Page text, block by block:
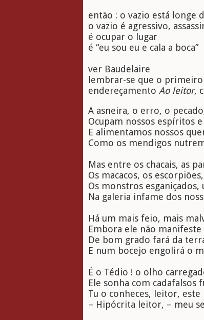
então : o vazio está longe
o vazio é agressivo,
é ocupar o lugar
é “eu sou eu e cala a boca”
ver Baudelaire
lembrar-se que o
endereçamento Ao leitor,
A asneira, o erro, o
Ocupam nossos espíritos
E alimentamos nossos
Como os mendigos
Mas entre os chacais, as
Os macacos, os
Os monstros
Na galeria infame dos
Há um mais feio, mais
Embora ele não
De bom grado fará da
E num bocejo engolirá o
É o Tédio ! o olho
Ele sonha com cadafalsos
Tu o conheces, leitor,
– Hipócrita leitor, – meu